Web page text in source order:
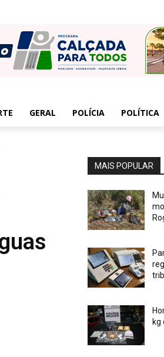
GERAL POLÍCIA POLÍTICA
MAIS POPULAR
kg